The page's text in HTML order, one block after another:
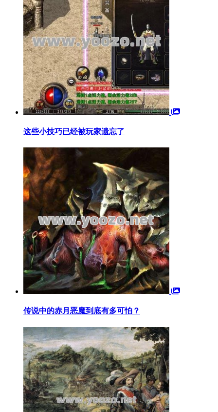
这些小技巧已经被玩家遗忘了
传说中的赤月恶魔到底有多可怕？